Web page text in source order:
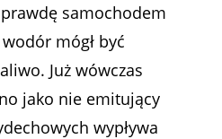
samochodem
mógł być
Już wówczas
jako nie emitujący
wypływa